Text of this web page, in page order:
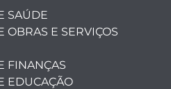
SAÚDE
OBRAS E SERVIÇOS
FINANÇAS
EDUCAÇÃO